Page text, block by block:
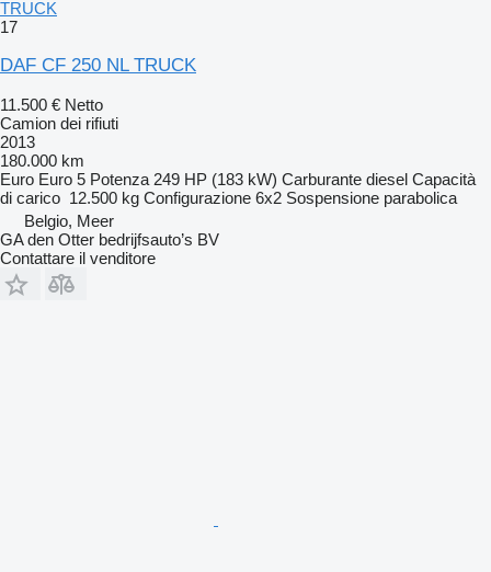
TRUCK
17
DAF CF 250 NL TRUCK
11.500 € Netto
Camion dei rifiuti
2013
180.000 km
Euro Euro 5 Potenza 249 HP (183 kW) Carburante diesel Capacità
di carico 12.500 kg Configurazione 6x2 Sospensione parabolica
Belgio, Meer
GA den Otter bedrijfsauto’s BV
Contattare il venditore